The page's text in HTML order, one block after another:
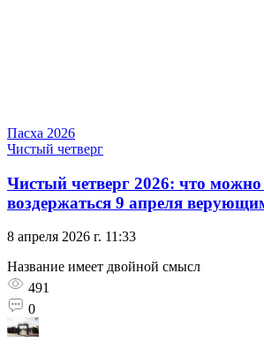
Пасха 2026
Чистый четверг
Чистый четверг 2026: что можно
воздержаться 9 апреля
8 апреля 2026 г. 11:33
Название имеет двойной смысл
491
0